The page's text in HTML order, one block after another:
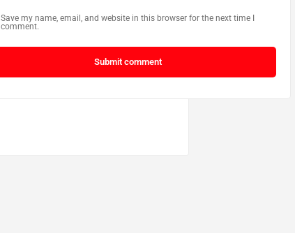
Save my name, email, and website in this browser for the next time I
comment.
Submit comment